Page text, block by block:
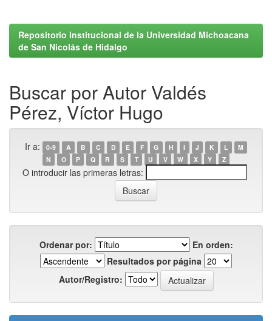
Repositorio Institucional de la Universidad Michoacana
de San Nicolás de Hidalgo
Buscar por Autor Valdés
Pérez, Víctor Hugo
Ir a: 0-9 A B C D E F G H I J K L
M
N
O P Q R S T U V W X Y Z
O introducir las primeras letras:
Ordenar por:
En orden:
Resultados por página
Autor/Registro: